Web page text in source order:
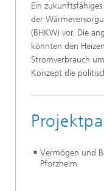
Ein
der
(BHKW) vor. Die
könnten den
Stromverbrauch
Konzept die
Vermögen und
Pforzheim